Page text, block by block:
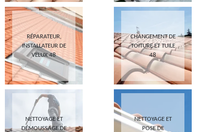
RÉPARATEUR,
INSTALLATEUR DE
VELUX 48
CHANGEMENT DE
TOITURE ET TUILE
48
NETTOYAGE ET
DÉMOUSSAGE DE
NETTOYAGE ET
POSE DE